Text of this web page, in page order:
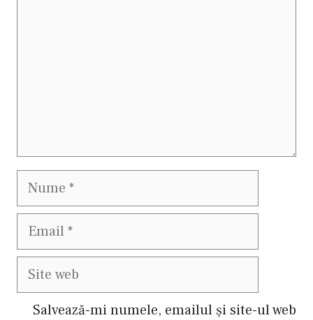
Nume
Email
Site
Salvează-mi numele, emailul și site-ul web